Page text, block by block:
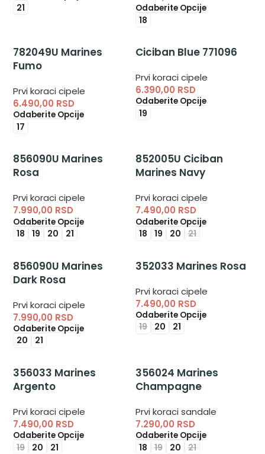
21 Odaberite Opcije
18
782049U Marines
Fumo
Prvi koraci cipele
6.490,00 RSD
Odaberite Opcije
17
Ciciban Blue 771096
Prvi koraci cipele
6.390,00 RSD
Odaberite Opcije
19
856090U Marines
Rosa
Prvi koraci cipele
7.990,00 RSD
Odaberite Opcije
18 19 20 21
852005U Ciciban
Marines Navy
Prvi koraci cipele
7.490,00 RSD
Odaberite Opcije
18 19 20 21
856090U Marines
Dark Rosa
Prvi koraci cipele
7.990,00 RSD
Odaberite Opcije
20 21
352033 Marines Rosa
Prvi koraci cipele
7.490,00 RSD
Odaberite Opcije
19 20 21
356033 Marines
Argento
Prvi koraci cipele
7.490,00 RSD
Odaberite Opcije
19 20 21
356024 Marines
Champagne
Prvi koraci sandale
7.290,00 RSD
Odaberite Opcije
18 19 20 21